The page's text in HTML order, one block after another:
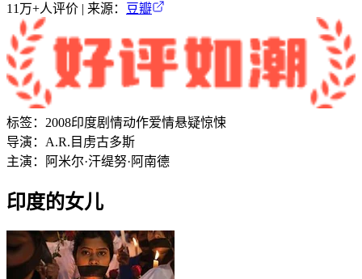
11万+人评价 | 来源： 豆瓣
标签： 2008印度剧情动作爱情悬疑惊悚
导演： A.R.目虏古多斯
主演：
阿米尔·汗缇努·阿南德
印度的女儿